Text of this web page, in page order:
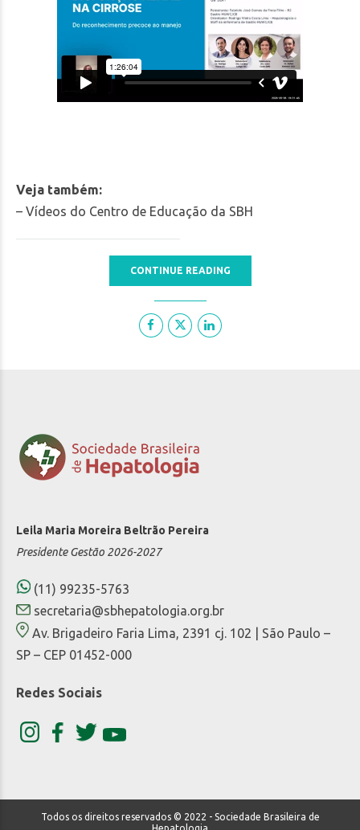
Veja também:
– Vídeos do Centro de Educação da SBH
CONTINUE READING
Leila Maria Moreira Beltrão Pereira
Presidente Gestão 2026-2027
(11) 99235-5763
secretaria@sbhepatologia.org.br
Av. Brigadeiro Faria Lima, 2391 cj. 102 | São Paulo –
SP – CEP 01452-000
Redes Sociais
Todos os direitos reservados © 2022 - Sociedade Brasileira de